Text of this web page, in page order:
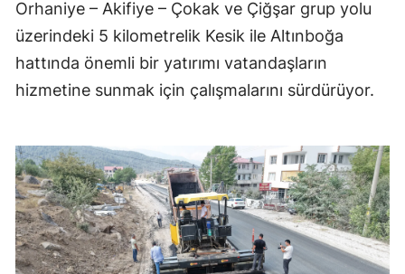
Orhaniye – Akifiye – Çokak ve Çiğşar grup yolu
üzerindeki 5 kilometrelik Kesik ile Altınboğa
hattında önemli bir yatırımı vatandaşların
hizmetine sunmak için çalışmalarını sürdürüyor.